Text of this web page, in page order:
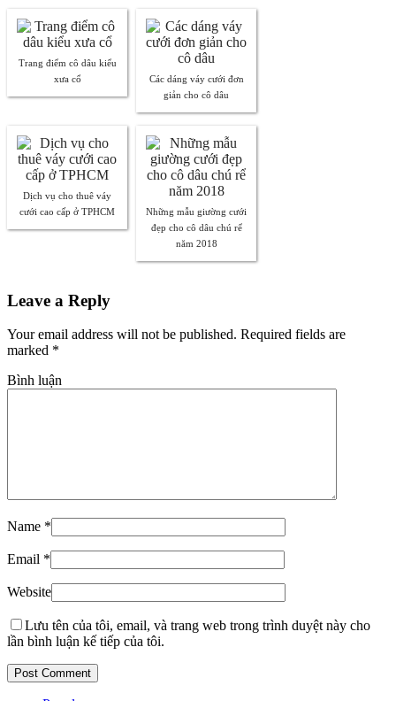
Trang điểm cô dâu kiểu
xưa cổ
Các dáng váy cưới đơn
giản cho cô dâu
Dịch vụ cho thuê váy
cưới cao cấp ở TPHCM
Những mẫu giường cưới
đẹp cho cô dâu chú rể
năm 2018
Leave a Reply
Your email address will not be published. Required fields are
marked *
Bình luận
Name *
Email *
Website
Lưu tên của tôi, email, và trang web trong trình duyệt này cho
lần bình luận kế tiếp của tôi.